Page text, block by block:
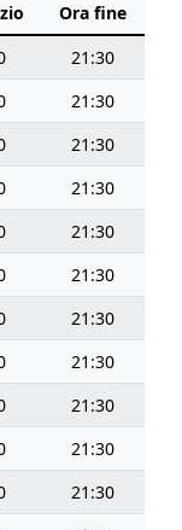
Ora fine
21:30
21:30
21:30
21:30
21:30
21:30
21:30
21:30
21:30
21:30
21:30